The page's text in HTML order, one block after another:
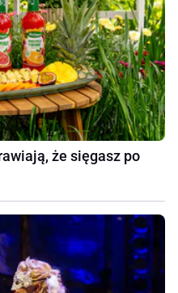
że sięgasz po